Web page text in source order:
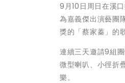
9月10日周日在溪
為嘉義傑出演藝團
獎的「蔡家蓁」的
連續三天邀請9組
微型喇叭、小徑折
樂。